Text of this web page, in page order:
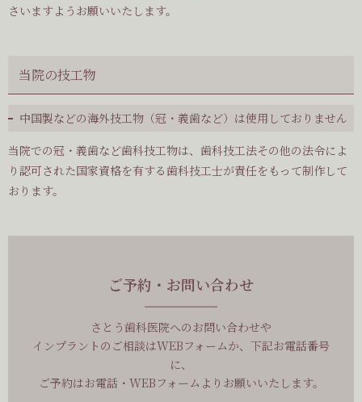
さいますようお願いいたします。
当院の技工物
中国製などの海外技工物（冠・義歯など）は使用しておりません
当院での冠・義歯など歯科技工物は、歯科技工法その他の法令によ
り認可された国家資格を有する歯科技工士が責任をもって制作して
おります。
ご予約・お問い合わせ
さとう歯科医院へのお問い合わせや
インプラントのご相談はWEBフォームか、下記お電話番号
に、
ご予約はお電話・WEBフォームよりお願いいたします。